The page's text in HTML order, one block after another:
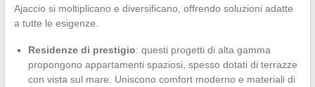
Ajaccio si moltiplicano e diversificano, offrendo soluzioni adatte
a tutte le esigenze.
Residenze di prestigio: questi progetti di alta gamma
propongono appartamenti spaziosi, spesso dotati di terrazze
con vista sul mare. Uniscono comfort moderno e materiali di